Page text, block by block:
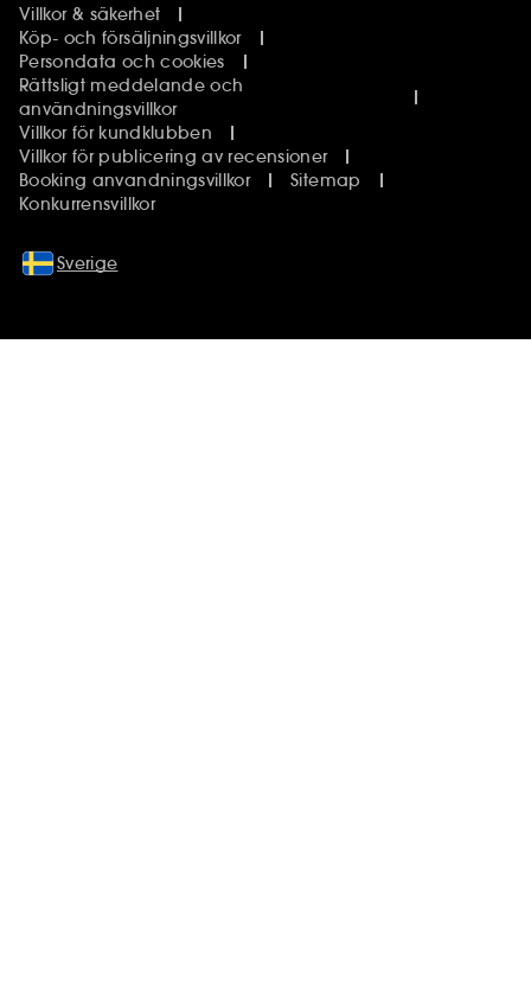
Villkor & säkerhet
Köp- och försäljningsvillkor
Persondata och cookies
Rättsligt meddelande och
användningsvillkor
Villkor för kundklubben
Villkor för publicering av recensioner
Booking anvandningsvillkor
Sitemap
Konkurrensvillkor
Sverige